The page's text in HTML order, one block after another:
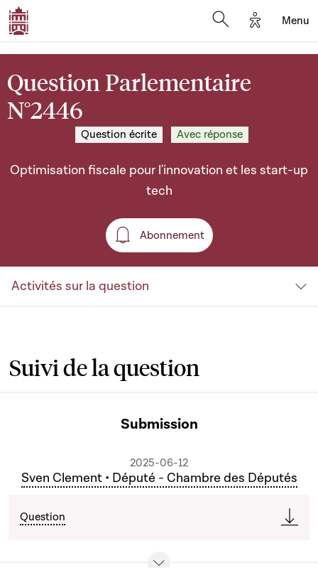
Options
Menu
Question Parlementaire
N°2446
Question écrite Avec réponse
Optimisation fiscale pour l'innovation et les start-up
tech
Abonnement
Abonnement
Activités sur la question
Suivi de la question
Submission
2025-06-12
Sven Clement • Député - Chambre des Députés
Question